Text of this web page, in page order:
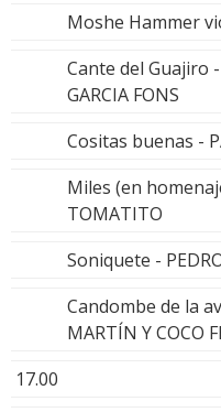
Moshe Hammer
Cante del Guajiro -
GARCIA FONS
Cositas buenas -
Miles (en
TOMATITO
Soniquete -
Candombe de la
MARTÍN Y COCO
17.00